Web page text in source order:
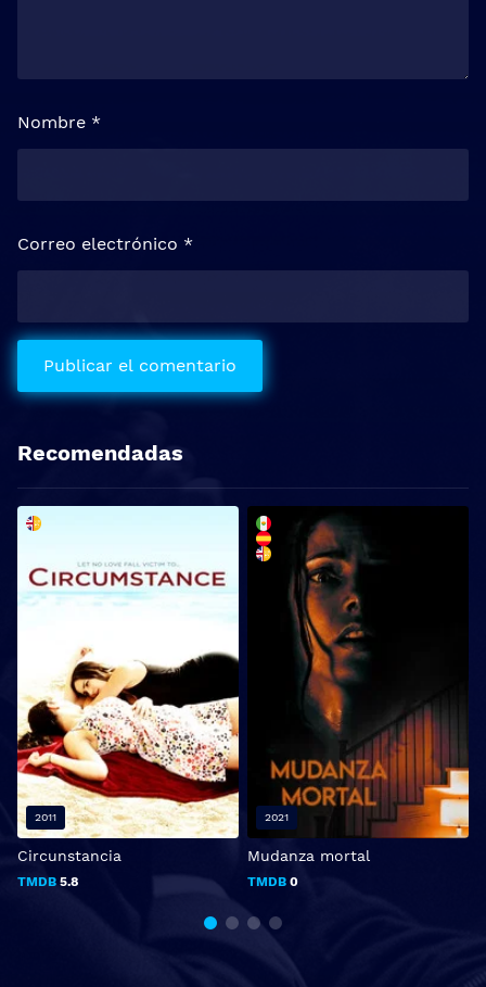
Nombre *
Correo electrónico *
Recomendadas
Circunstancia
TMDB 5.8
2011
Mudanza mortal
TMDB 0
2021